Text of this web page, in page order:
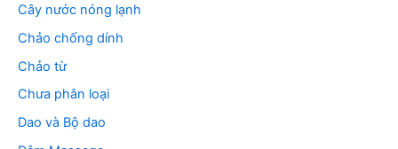
Cây nước nóng lạnh
Chảo chống dính
Chảo từ
Chưa phân loại
Dao và Bộ dao